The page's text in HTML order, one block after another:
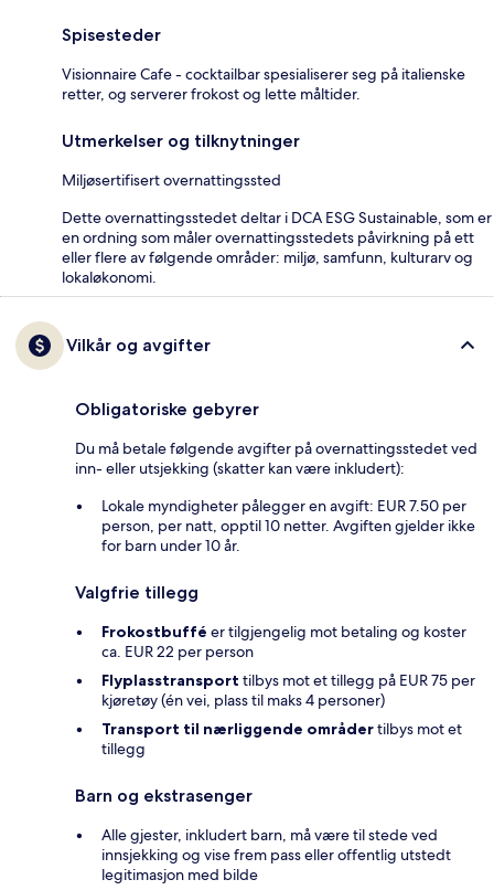
Spisesteder
Visionnaire Cafe - cocktailbar spesialiserer seg på italienske
retter, og serverer frokost og lette måltider.
Utmerkelser og tilknytninger
Miljøsertifisert overnattingssted
Dette overnattingsstedet deltar i DCA ESG Sustainable, som er
en ordning som måler overnattingsstedets påvirkning på ett
eller flere av følgende områder: miljø, samfunn, kulturarv og
lokaløkonomi.
Vilkår og avgifter
Obligatoriske gebyrer
Du må betale følgende avgifter på overnattingsstedet ved
inn- eller utsjekking (skatter kan være inkludert):
Lokale myndigheter pålegger en avgift: EUR 7.50 per
person, per natt, opptil 10 netter. Avgiften gjelder ikke
for barn under 10 år.
Valgfrie tillegg
Frokostbuffé er tilgjengelig mot betaling og koster
ca. EUR 22 per person
Flyplasstransport tilbys mot et tillegg på EUR 75 per
kjøretøy (én vei, plass til maks 4 personer)
Transport til nærliggende områdertilbys mot et
tillegg
Barn og ekstrasenger
Alle gjester, inkludert barn, må være til stede ved
innsjekking og vise frem pass eller offentlig utstedt
legitimasjon med bilde